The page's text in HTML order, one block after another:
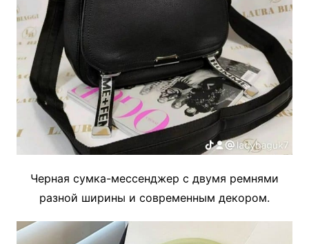
Черная сумка-мессенджер с двумя ремнями
разной ширины и современным декором.